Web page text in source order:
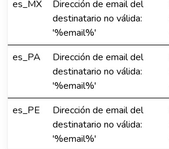
es_MX
Dirección de email del
destinatario no válida:
'%email%'
es_PA
Dirección de email del
destinatario no válida:
'%email%'
es_PE
Dirección de email del
destinatario no válida:
'%email%'